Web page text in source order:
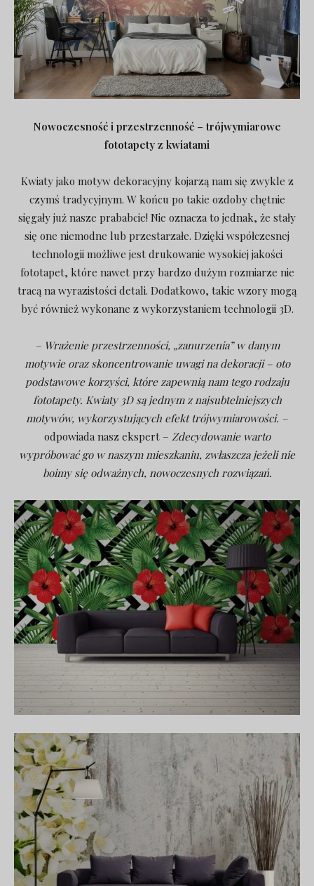
Nowoczesność i przestrzenność – trójwymiarowe
fototapety z kwiatami
Kwiaty jako motyw dekoracyjny kojarzą nam się zwykle z
czymś tradycyjnym. W końcu po takie ozdoby chętnie
sięgały już nasze prababcie! Nie oznacza to jednak, że stały
się one niemodne lub przestarzałe. Dzięki współczesnej
technologii możliwe jest drukowanie wysokiej jakości
fototapet, które nawet przy bardzo dużym rozmiarze nie
tracą na wyrazistości detali. Dodatkowo, takie wzory mogą
być również wykonane z wykorzystaniem technologii 3D.
– Wrażenie przestrzenności, „zanurzenia” w danym
motywie oraz skoncentrowanie uwagi na dekoracji – oto
podstawowe korzyści, które zapewnią nam tego rodzaju
fototapety. Kwiaty 3D są jednym z najsubtelniejszych
motywów, wykorzystujących efekt trójwymiarowości. –
odpowiada nasz ekspert – Zdecydowanie warto
wypróbować go w naszym mieszkaniu, zwłaszcza jeżeli nie
boimy się odważnych, nowoczesnych rozwiązań.